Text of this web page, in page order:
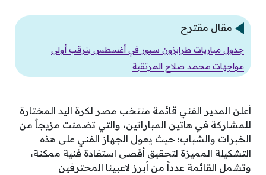
مقال مقترح
جدول مباريات طرابزون سبور في أغسطس يترقب أولى
مواجهات محمد صلاح المرتقبة
أعلن المدير الفني قائمة منتخب مصر لكرة اليد المختارة
للمشاركة في هاتين المباراتين، والتي تضمنت مزيجاً من
الخبرات والشباب؛ حيث يعول الجهاز الفني على هذه
التشكيلة المميزة لتحقيق أقصى استفادة فنية ممكنة،
وتشمل القائمة عدداً من أبرز لاعبينا المحترفين